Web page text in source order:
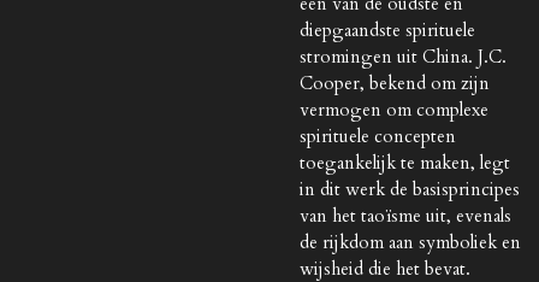
diepgaandste spirituele
stromingen uit China. J.C.
Cooper, bekend om zijn
vermogen om complexe
spirituele concepten
toegankelijk te maken, legt
in dit werk de basisprincipes
van het taoïsme uit, evenals
de rijkdom aan symboliek en
wijsheid die het bevat.